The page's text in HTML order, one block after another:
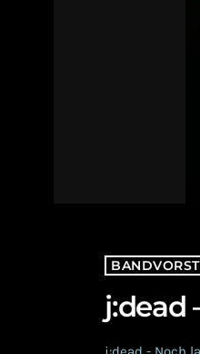
j:dead